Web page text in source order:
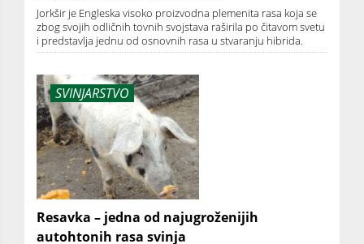
Jorkšir je Engleska visoko proizvodna plemenita rasa koja se
zbog svojih odličnih tovnih svojstava raširila po čitavom svetu
i predstavlja jednu od osnovnih rasa u stvaranju hibrida.
SVINJARSTVO
Resavka – jedna od najugroženijih
autohtonih rasa svinja